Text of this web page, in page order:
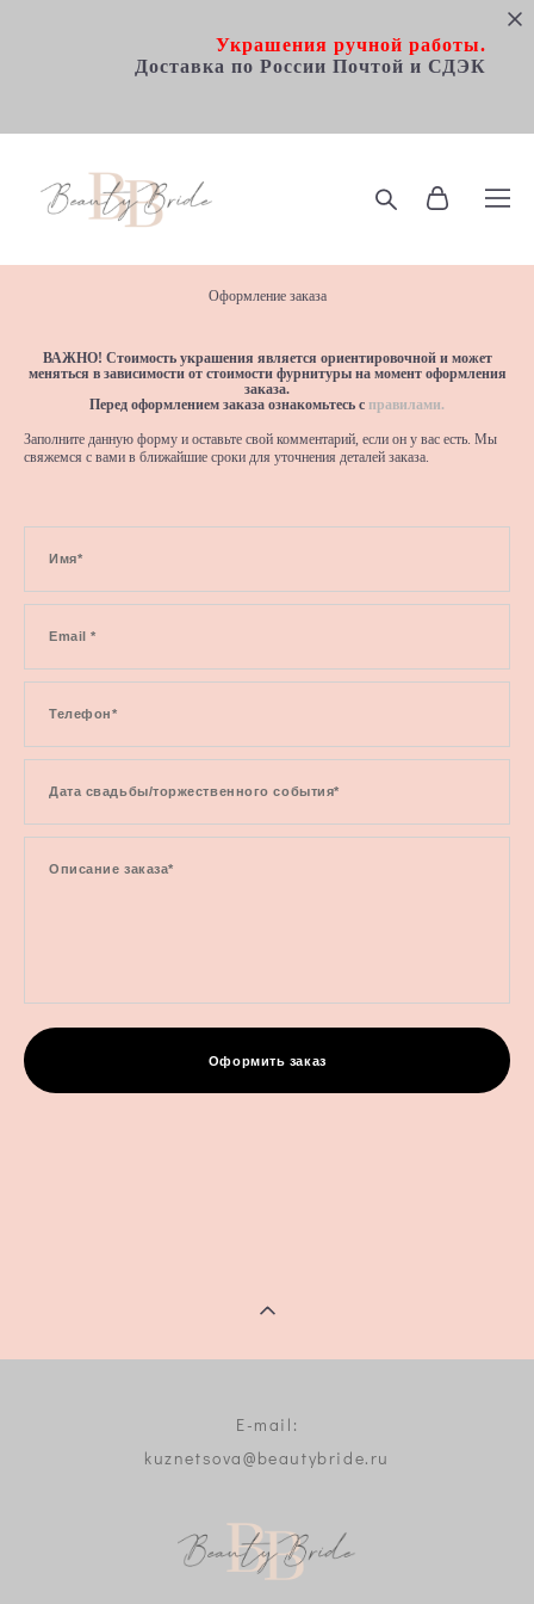
Украшения ручной работы.
Доставка по Росcии Почтой и СДЭК
Оформление заказа
ВАЖНО! Стоимость украшения является ориентировочной и может
меняться в зависимости от стоимости фурнитуры на момент оформления
заказа.
Перед оформлением заказа ознакомьтесь с правилами.
Заполните данную форму и оставьте свой комментарий, если он у вас есть. Мы
свяжемся с вами в ближайшие сроки для уточнения деталей заказа.
Имя*
Email *
Телефон*
Дата свадьбы/торжественного события*
Описание заказа*
Оформить заказ
E-mail:
kuznetsova@beautybride.ru